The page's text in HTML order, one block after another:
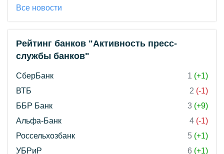
Все новости
Рейтинг банков "Активность пресс-
службы банков"
СберБанк 1 (+1)
ВТБ
2 (-1)
ББР Банк
3 (+9)
Альфа-Банк
4 (-1)
Россельхозбанк
5 (+1)
УБРиР
6 (+1)